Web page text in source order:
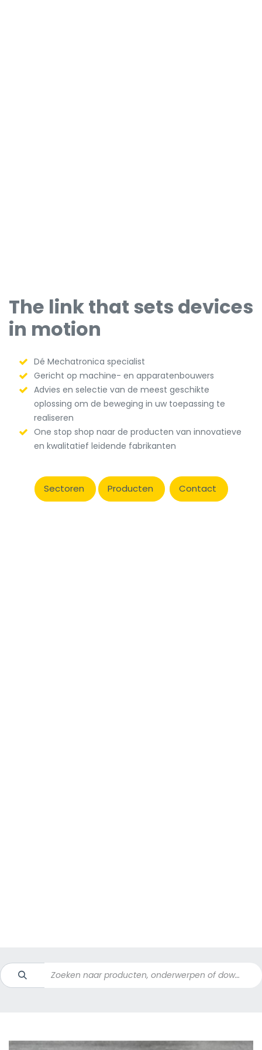
The link that sets devices
in motion
Dé Mechatronica specialist
Gericht op machine- en apparatenbouwers
Advies en selectie van de meest geschikte
oplossing om de beweging in uw toepassing te
realiseren
One stop shop naar de producten van innovatieve
en kwalitatief leidende fabrikanten
Sectoren Producten Contact